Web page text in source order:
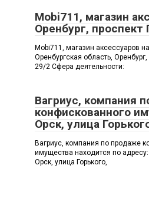
Mobi711, магазин
Оренбург, проспект
Mobi711, магазин аксессуаров
Оренбургская область, Оренбург,
29/2 Сфера деятельности:
Вагриус, компания
конфискованного
Орск, улица
Вагриус, компания по продаже
имущества находится по
Орск, улица Горького,